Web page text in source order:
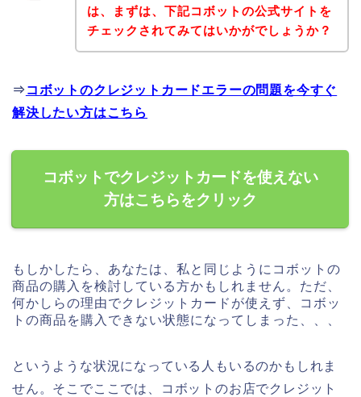
は、まずは、下記コボットの公式サイトを
チェックされてみてはいかがでしょうか？
⇒ コボットのクレジットカードエラーの問題を今すぐ
解決したい方はこちら
コボットでクレジットカードを使えない
方はこちらをクリック
もしかしたら、あなたは、私と同じようにコボットの
商品の購入を検討している方かもしれません。ただ、
何かしらの理由でクレジットカードが使えず、コボッ
トの商品を購入できない状態になってしまった、、、
というような状況になっている人もいるのかもしれま
せん。そこでここでは、コボットのお店でクレジット